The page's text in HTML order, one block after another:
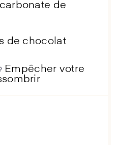
de
de chocolat
Empêcher votre